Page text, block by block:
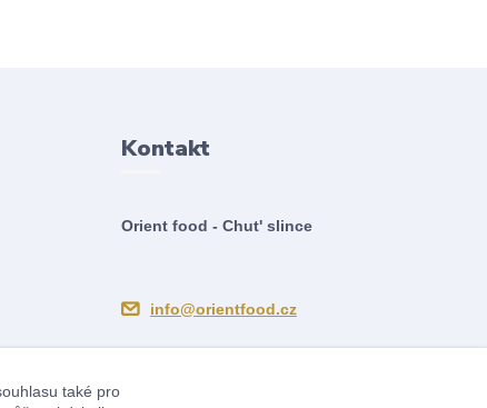
Kontakt
Orient food - Chut' slince
info@orientfood.cz
také pro